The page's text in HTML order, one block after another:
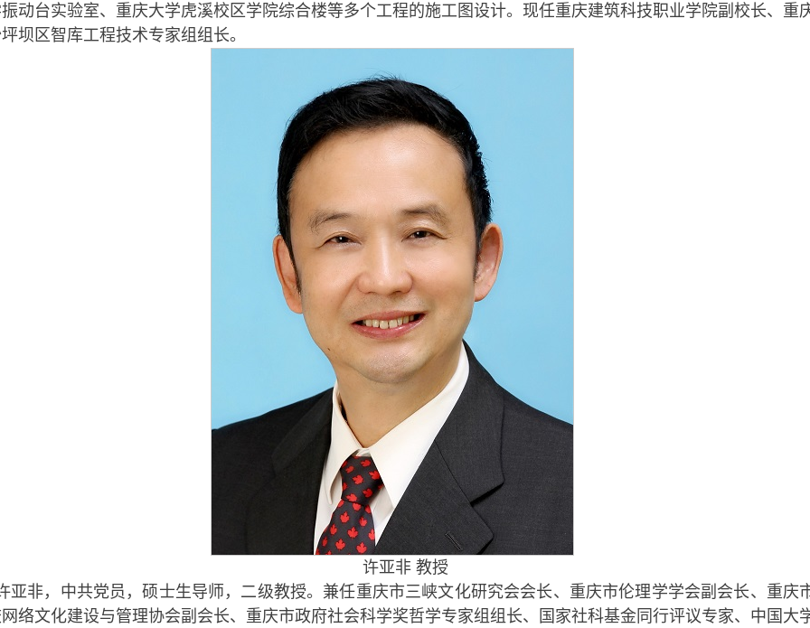
动台实验室、重庆大学虎溪校区学院综合楼等多个工程的施工图设计。现任重庆建筑科技职业学院副校长、重
坝区智库工程技术专家组组长。
许亚非 教授
亚非，中共党员，硕士生导师，二级教授。兼任重庆市三峡文化研究会会长、重庆市伦理学学会副会长、重庆
络文化建设与管理协会副会长、重庆市政府社会科学奖哲学专家组组长、国家社科基金同行评议专家、中国大